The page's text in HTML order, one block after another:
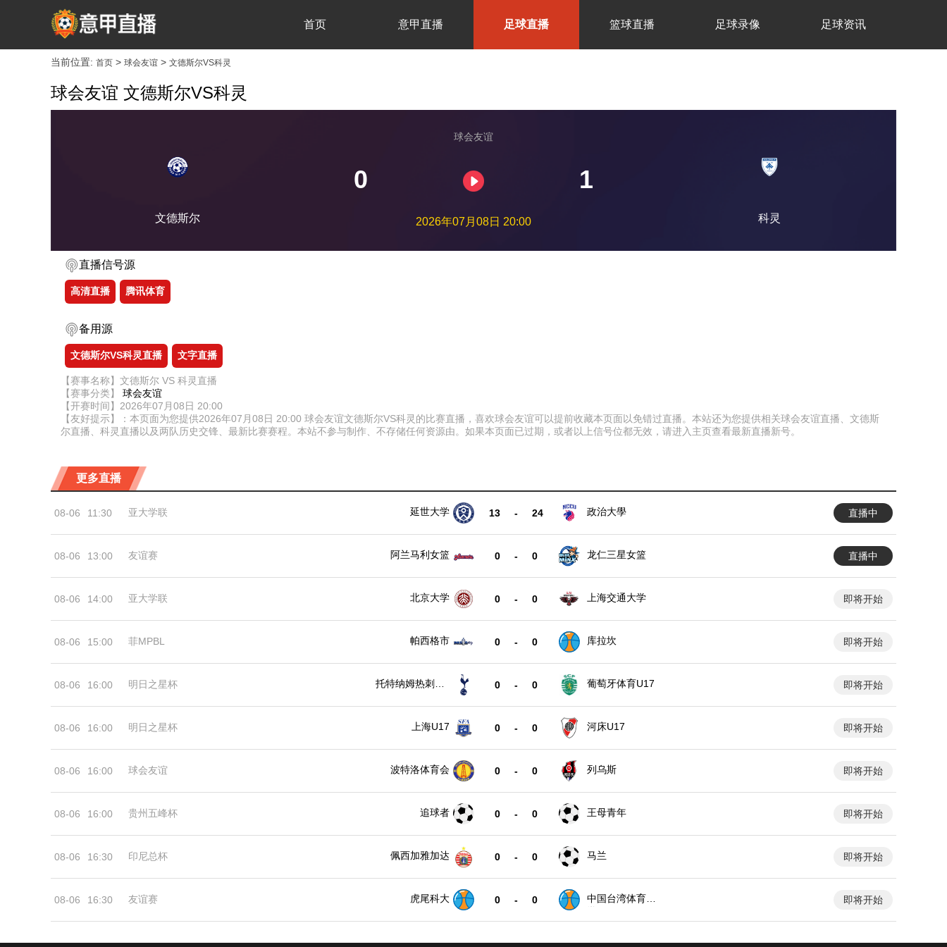
首页 意甲直播 足球直播 篮球直播 足球录像 足球资讯
当前位置: 首页 > 球会友谊 > 文德斯尔VS科灵
球会友谊 文德斯尔VS科灵
文德斯尔
球会友谊
0 1
2026年07月08日 20:00 科灵
直播信号源
高清直播 腾讯体育
备用源
文德斯尔VS科灵直播 文字直播
【赛事名称】文德斯尔 VS 科灵直播
【赛事分类】 球会友谊
【开赛时间】2026年07月08日 20:00
【友好提示】：本页面为您提供2026年07月08日 20:00 球会友谊文德斯尔VS科灵的比赛直播，喜欢球会友谊可以提前收藏本页面以免错过直播。本站还为您提供相关球会友谊直播、文德斯
尔直播、科灵直播以及两队历史交锋、最新比赛赛程。本站不参与制作、不存储任何资源由。如果本页面已过期，或者以上信号位都无效，请进入主页查看最新直播新号。
更多直播
08-06 11:30 亚大学联 延世大学 13 - 24 政治大學 直播中
08-06 13:00 友谊赛 阿兰马利女篮 0 - 0 龙仁三星女篮 直播中
08-06 14:00 亚大学联 北京大学 0 - 0 上海交通大学 即将开始
08-06 15:00 菲MPBL 帕西格市 0 - 0 库拉坎 即将开始
08-06 16:00 明日之星杯
托特纳姆热刺U1
0 - 0 葡萄牙体育U17 即将开始
08-06 16:00 明日之星杯 上海U17 0 - 0 河床U17 即将开始
08-06 16:00 球会友谊 波特洛体育会 0 - 0 列乌斯 即将开始
08-06 16:00 贵州五峰杯 追球者 0 - 0 王母青年 即将开始
08-06 16:30 印尼总杯 佩西加雅加达 0 - 0 马兰 即将开始
08-06 16:30 友谊赛 虎尾科大 0 - 0
中国台湾体育大
即将开始